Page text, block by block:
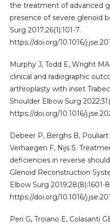
the treatment of advanced
presence of severe glenoid
Surg 2017;26(1):101-7.
https://doi.org/10.1016/
Murphy J, Todd E, Wright
clinical and radiographic
arthroplasty with inset
Shoulder Elbow Surg
https://doi.org/10.1016/
Debeer P, Berghs B,
Verhaegen F, Nijs S.
deficiencies in reverse
Glenoid Reconstruction
Elbow Surg 2019;28(8):1601-
https://doi.org/10.1016/
Peri G, Troiano E, Colasanti